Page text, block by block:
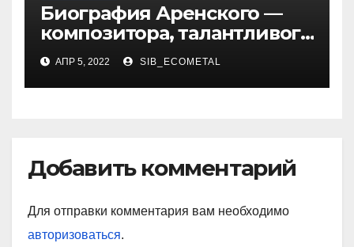
Биография Аренского —
композитора, талантливого
музыканта и педагога
АПР 5, 2022 SIB_ECOMETAL
Добавить комментарий
Для отправки комментария вам необходимо
авторизоваться.